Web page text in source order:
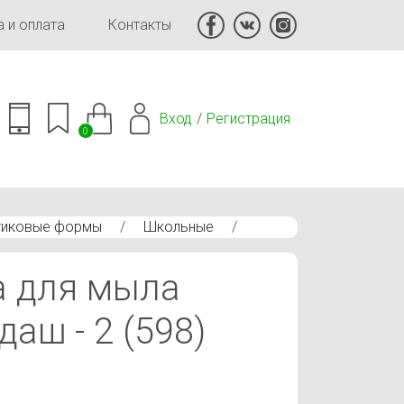
и оплата Контакты
0
Вход Регистрация
формы / Школьные /
для мыла
- 2 (598)